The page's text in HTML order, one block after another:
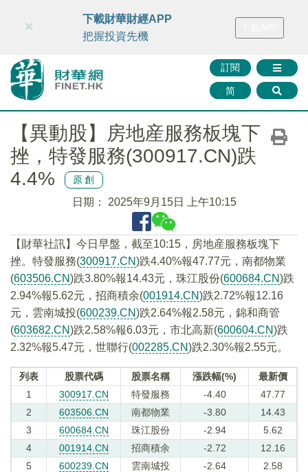
財華智庫網 FINTV FINMETA 財華證券 媒體矩陣
訂閱
简
×
下載財華財經APP
把握投資先機
【異動股】房地産服務板塊下
挫，特發服務(300917.CN)跌
4.4%
原創
日期： 2025年9月15日 上午10:15
【財華社訊】今日早盤，截至10:15，房地産服務板塊下
挫。特發服務(300917.CN)跌4.40%報47.77元，南都物業
(603506.CN)跌3.80%報14.43元，珠江股份(600684.CN)跌
2.94%報5.62元，招商積余(001914.CN)跌2.72%報12.16
元，雲南城投(600239.CN)跌2.64%報2.58元，錦和商管
(603682.CN)跌2.58%報6.03元，市北高新(600604.CN)跌
2.32%報5.47元，世聯行(002285.CN)跌2.30%報2.55元。
列表 股票代碼 股票名稱 漲跌幅(%)
最新價
1
300917.CN 特發服務 -4.40
47.77
2
603506.CN 南都物業 -3.80
14.43
3
600684.CN 珠江股份 -2.94
5.62
4
001914.CN 招商積余 -2.72
12.16
5
600239.CN 雲南城投 -2.64
2.58